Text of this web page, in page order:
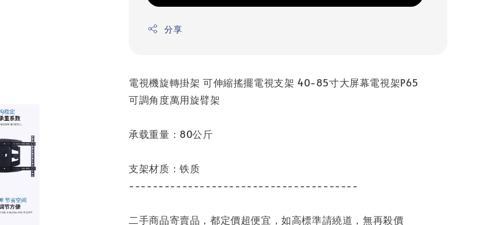
分享
電視機旋轉掛架 可伸縮搖擺電視支架 40-85寸大屏幕電視架P65
可調角度萬用旋臂架
承载重量：80公斤
支架材质：铁质
---------------------------------------
二手商品寄賣品，都定價超便宜，如高標準請繞道，無再殺價